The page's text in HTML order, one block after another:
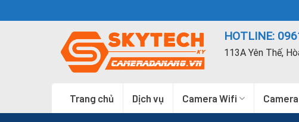
to
HOTLINE:
113A Yên Thế,
Trang chủ Dịch vụ Camera Wifi